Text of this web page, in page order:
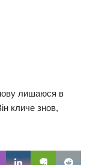
лишаюся в
кличе знов,